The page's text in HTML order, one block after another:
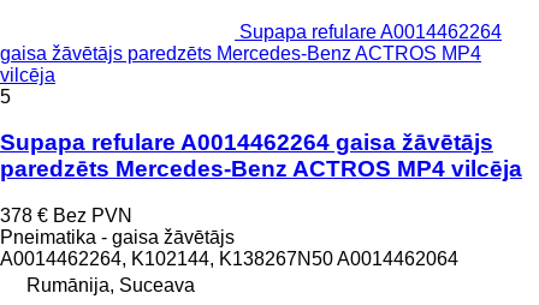
Supapa refulare A0014462264
gaisa žāvētājs paredzēts Mercedes-Benz ACTROS MP4
vilcēja
5
Supapa refulare A0014462264 gaisa žāvētājs
paredzēts Mercedes-Benz ACTROS MP4 vilcēja
378 € Bez PVN
Pneimatika - gaisa žāvētājs
A0014462264, K102144, K138267N50 A0014462064
Rumānija, Suceava